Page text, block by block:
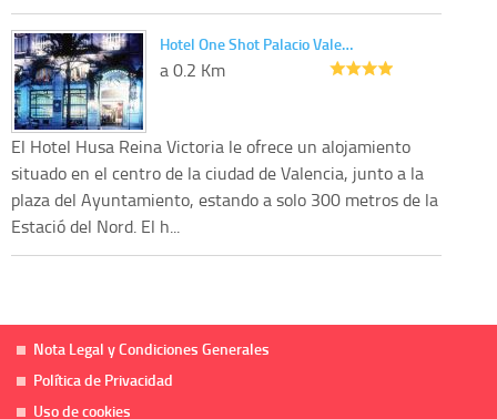
Hotel One Shot Palacio Vale…
a 0.2 Km
El Hotel Husa Reina Victoria le ofrece un alojamiento
situado en el centro de la ciudad de Valencia, junto a la
plaza del Ayuntamiento, estando a solo 300 metros de la
Estació del Nord. El h...
Nota Legal y Condiciones Generales
Política de Privacidad
Uso de cookies